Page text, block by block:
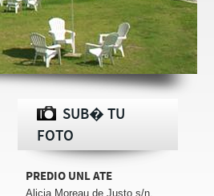
SUB� TU
FOTO
PREDIO UNL ATE
Alicia Moreau de Justo s/n,